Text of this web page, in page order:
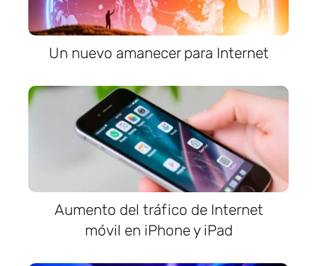
Un nuevo amanecer para Internet
Aumento del tráfico de Internet
móvil en iPhone y iPad